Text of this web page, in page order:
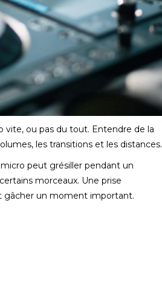
vite, ou pas du tout. Entendre de la
les transitions et les distances.
micro peut grésiller pendant un
morceaux. Une prise
gâcher un moment important.